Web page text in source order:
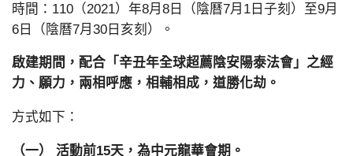
時間：110（2021）年8月8日（陰曆7月1日子刻）至9月
6日（陰曆7月30日亥刻）。
啟建期間，配合「辛丑年全球超薦陰安陽泰法會」之經
力、願力，兩相呼應，相輔相成，道勝化劫。
方式如下：
（一） 活動前15天，為中元龍華會期。